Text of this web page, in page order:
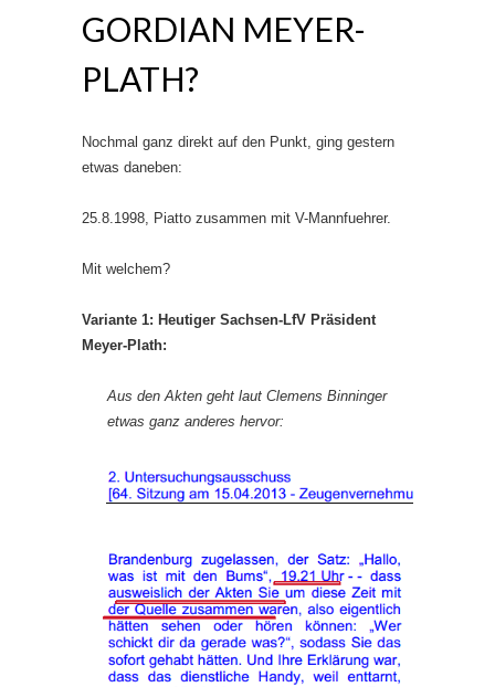
GORDIAN MEYER-
PLATH?
Nochmal ganz direkt auf den Punkt, ging gestern
etwas daneben:
25.8.1998, Piatto zusammen mit V-Mannfuehrer.
Mit welchem?
Variante 1: Heutiger Sachsen-LfV Präsident
Meyer-Plath:
Aus den Akten geht laut Clemens Binninger
etwas ganz anderes hervor: